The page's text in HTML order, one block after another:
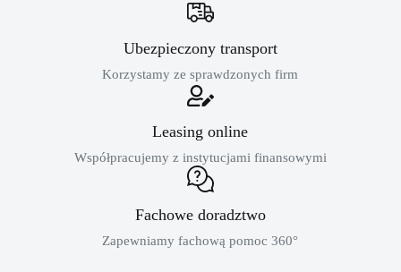
Ubezpieczony transport
Korzystamy ze sprawdzonych firm
Leasing online
Współpracujemy z instytucjami finansowymi
Fachowe doradztwo
Zapewniamy fachową pomoc 360°